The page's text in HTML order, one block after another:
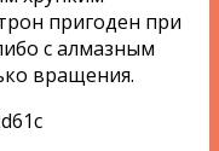
пригоден при
с алмазным
вращения.